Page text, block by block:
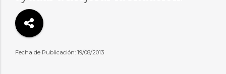
Fecha de Publicación: 19/08/2013